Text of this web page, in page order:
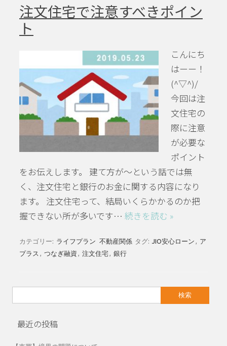
注文住宅で注意すべきポイン
ト
こんにち
はーー！
(^▽^)/
今回は注
文住宅の
際に注意
が必要な
ポイント
をお伝えします。 建て方が～という話では無
く、注文住宅と銀行のお金に関する内容になり
ます。 注文住宅って、結局いくらかかるのか把
握できない所が多いです… 続きを読む »
カテゴリー: ライフプラン 不動産関係 タグ: JIO安心ローン , ア
プラス , つなぎ融資 , 注文住宅, 銀行
索:
最近の投稿